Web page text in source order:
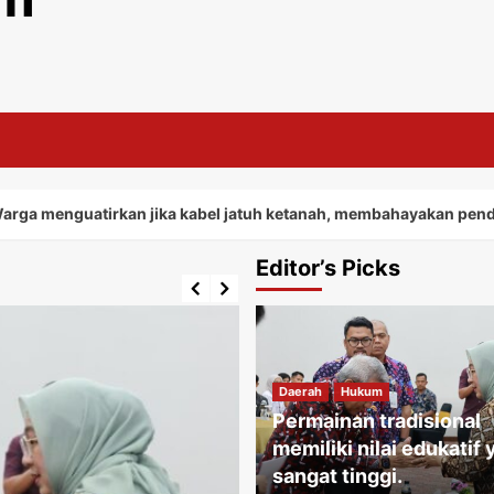
jika kabel jatuh ketanah, membahayakan penduduk
Editor’s Picks
Daerah Hukum
Permainan tradisional
memiliki nilai edukatif
sangat tinggi.